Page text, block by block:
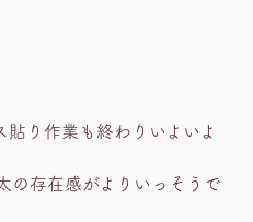
貼り作業も終わりいよいよ
の存在感がよりいっそうで